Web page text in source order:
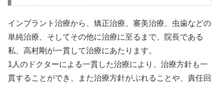
インプラント治療から、矯正治療、審美治療、虫歯などの
単純治療、そしてその他に治療に至るまで、院長である
私、高村剛が一貫して治療にあたります。
1人のドクターによる一貫した治療により、治療方針も一
貫することができ、また治療方針がぶれることや、責任回